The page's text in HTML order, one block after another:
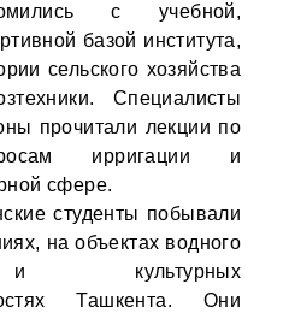
с учебной,
базой института,
сельского хозяйства
Специалисты
прочитали лекции по
ирригации и
сфере.
студенты побывали
на объектах водного
культурных
Ташкента. Они